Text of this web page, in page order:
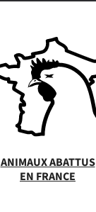
ANIMAUX ABATTUS
EN FRANCE